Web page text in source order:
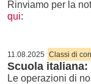
Rinviamo per la
qui:
11.08.2025 Classi di
Scuola italiana:
Le operazioni di